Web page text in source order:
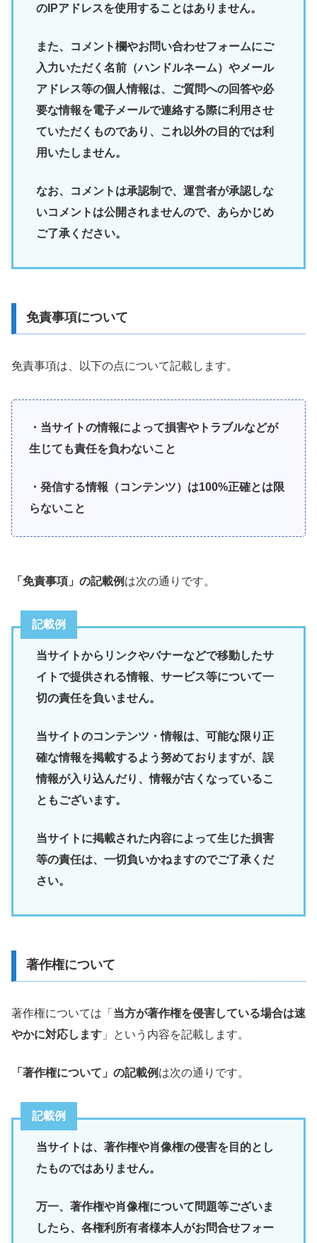
のIPアドレスを使用することはありません。
また、コメント欄やお問い合わせフォームにご
入力いただく名前（ハンドルネーム）やメール
アドレス等の個人情報は、ご質問への回答や必
要な情報を電子メールで連絡する際に利用させ
ていただくものであり、これ以外の目的では利
用いたしません。
なお、コメントは承認制で、運営者が承認しな
いコメントは公開されませんので、あらかじめ
ご了承ください。
免責事項について
免責事項は、以下の点について記載します。
・当サイトの情報によって損害やトラブルなどが
生じても責任を負わないこと
・発信する情報（コンテンツ）は100%正確とは限
らないこと
「免責事項」の記載例 は次の通りです。
記載例
当サイトからリンクやバナーなどで移動したサ
イトで提供される情報、サービス等について一
切の責任を負いません。
当サイトのコンテンツ・情報は、可能な限り正
確な情報を掲載するよう努めておりますが、誤
情報が入り込んだり、情報が古くなっているこ
ともございます。
当サイトに掲載された内容によって生じた損害
等の責任は、一切負いかねますのでご了承くだ
さい。
著作権について
著作権については「 当方が著作権を侵害している場合は速
やかに対応します 」という内容を記載します。
「著作権について」の記載例 は次の通りです。
記載例
当サイトは、著作権や肖像権の侵害を目的とし
たものではありません。
万一、著作権や肖像権について問題等ございま
したら、各権利所有者様本人がお問合せフォー